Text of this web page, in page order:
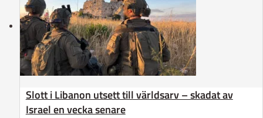
Slott i Libanon utsett till världsarv – skadat av
Israel en vecka senare